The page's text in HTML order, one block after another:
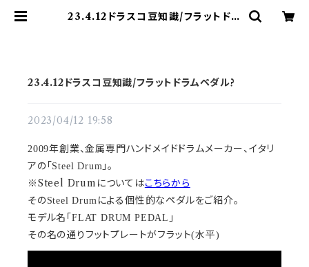
23.4.12ドラスコ豆知識/フラットドラ
23.4.12ドラスコ豆知識/フラットドラムペダル?
2023/04/12 19:58
2009年創業、金属専門ハンドメイドドラムメーカー、イタリ
アの「Steel Drum」。
※Steel Drumについてはこちらから
そのSteel Drumによる個性的なペダルをご紹介。
モデル名「FLAT DRUM PEDAL」
その名の通りフットプレートがフラット(水平)